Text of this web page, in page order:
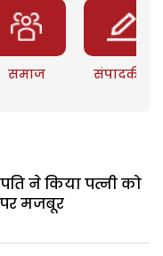
समाज संपादकीय
ने किया पत्नी को
मजबूर